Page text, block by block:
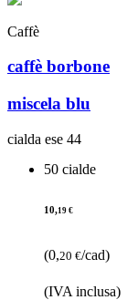
Caffè
caffè borbone
miscela blu
cialda ese 44
50 cialde
10,19 €
(0,20 €/cad)
(IVA inclusa)